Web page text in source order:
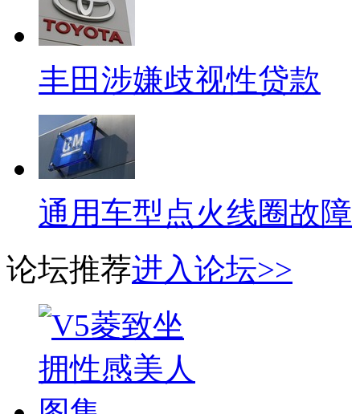
丰田涉嫌歧视性贷款
通用车型点火线圈故障
论坛推荐进入论坛>>